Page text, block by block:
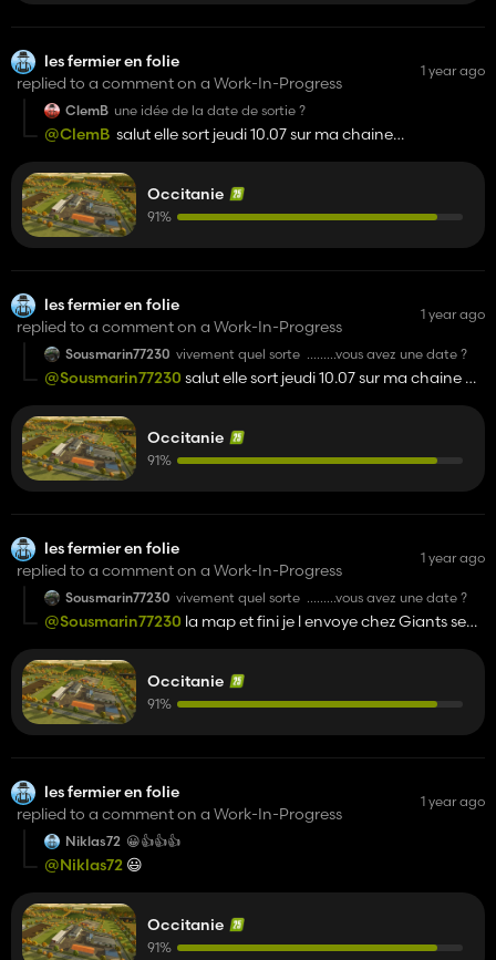
les fermier en folie
replied to a comment on a Work-In-Progress
1 year ago
ClemB une idée de la date de sortie ?
@ClemB salut elle sort jeudi 10.07 sur ma chaine
Occitanie
91%
les fermier en folie
replied to a comment on a Work-In-Progress
1 year ago
Sousmarin77230 vivement quel sorte .........vous avez une date ?
@Sousmarin77230 salut elle sort jeudi 10.07 sur ma chaine
Occitanie
91%
les fermier en folie
replied to a comment on a Work-In-Progress
1 year ago
Sousmarin77230 vivement quel sorte .........vous avez une date ?
@Sousmarin77230 la map et fini je l envoye chez Giants se
prochainement
Occitanie
91%
les fermier en folie
replied to a comment on a Work-In-Progress
1 year ago
Niklas72 😀👍️👍️👍️
@Niklas72 😃
Occitanie
91%